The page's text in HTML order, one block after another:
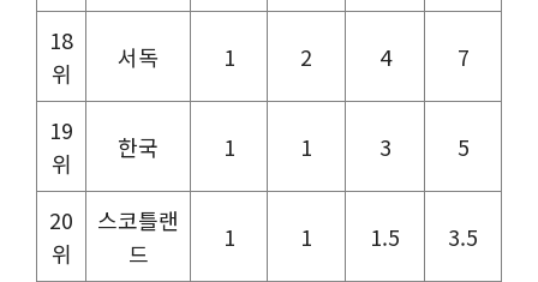
18
위
서독 1 2 4 7
19
위
한국 1 1 3 5
20
위
스코틀랜
드
1 1 1.5 3.5